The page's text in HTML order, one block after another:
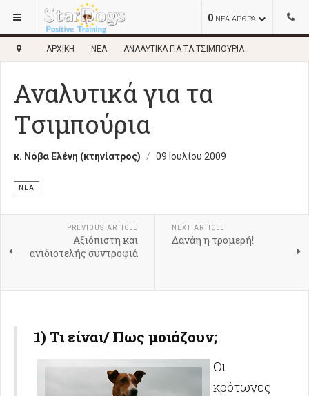
0 ΝΕΑ ΑΡΘΡΑ
ΑΡΧΙΚΉ ΝΈΑ ΑΝΑΛΥΤΙΚΆ ΓΙΑ ΤΑ TΣΙΜΠΟΎΡΙΑ
Αναλυτικά για τα
Tσιμπούρια
κ. Νόβα Ελένη (κτηνίατρος) 09 Ιουλίου 2009
ΝΈΑ
PREVIOUS ARTICLE
Αξιόπιστη και
ανιδιοτελής συντροφιά
NEXT ARTICLE
Δανάη η τρομερή!
1) Τι είναι/ Πως μοιάζουν;
Οι
κρότωνες